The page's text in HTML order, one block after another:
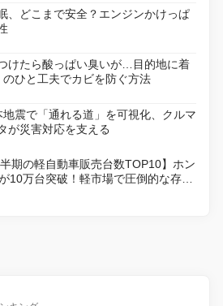
、どこまで安全？エンジンかけっぱ
けたら酸っぱい臭いが…目的地に着
のひと工夫でカビを防ぐ方法
震で「通れる道」を可視化、クルマ
が災害対応を支える
半期の軽自動車販売台数TOP10】ホン
10万台突破！軽市場で圧倒的な存在